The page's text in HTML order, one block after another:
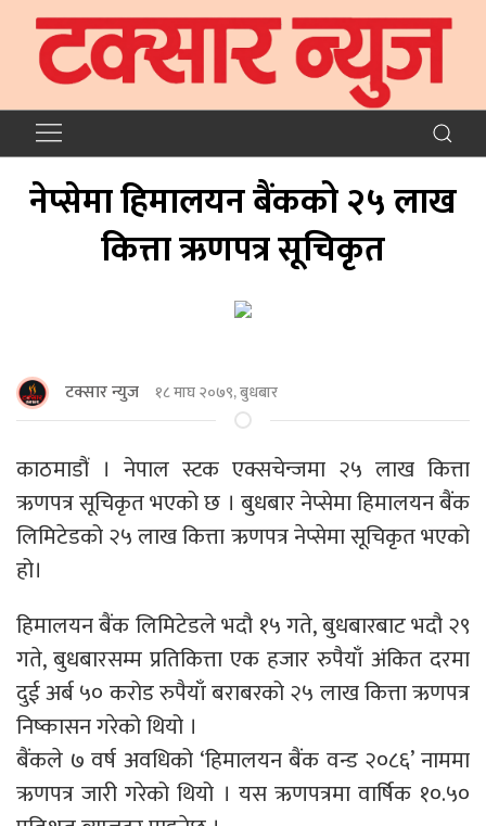
नेप्सेमा हिमालयन बैंकको २५ लाख
कित्ता ऋणपत्र सूचिकृत
टक्सार न्युज १८ माघ २०७९, बुधबार
काठमाडौं । नेपाल स्टक एक्सचेन्जमा २५ लाख कित्ता
ऋणपत्र सूचिकृत भएको छ । बुधबार नेप्सेमा हिमालयन बैंक
लिमिटेडको २५ लाख कित्ता ऋणपत्र नेप्सेमा सूचिकृत भएको
हो।
हिमालयन बैंक लिमिटेडले भदौ १५ गते, बुधबारबाट भदौ २९
गते, बुधबारसम्म प्रतिकित्ता एक हजार रुपैयाँ अंकित दरमा
दुई अर्ब ५० करोड रुपैयाँ बराबरको २५ लाख कित्ता ऋणपत्र
निष्कासन गरेको थियो ।
बैंकले ७ वर्ष अवधिको ‘हिमालयन बैंक वन्ड २०८६’ नाममा
ऋणपत्र जारी गरेको थियो । यस ऋणपत्रमा वार्षिक १०.५०